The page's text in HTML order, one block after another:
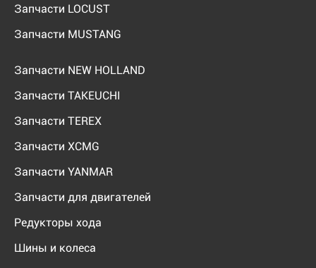
Запчасти LOCUST
Запчасти MUSTANG
Запчасти NEW HOLLAND
Запчасти TAKEUCHI
Запчасти TEREX
Запчасти XCMG
Запчасти YANMAR
Запчасти для двигателей
Редукторы хода
Шины и колеса